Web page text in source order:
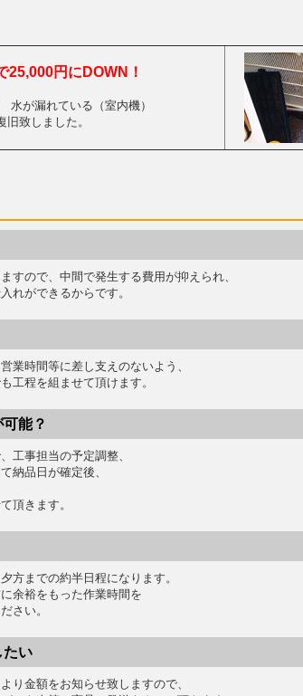
25,000円にDOWN！
水が漏れている（室内機）
致しました。
すので、中間で発生する費用が抑えられ、
れができるからです。
業時間等に差し支えのないよう、
工程を組ませて頂けます。
能？
工事担当の予定調整、
納品日が確定後、
頂きます。
方までの約半日程になります。
余裕をもった作業時間を
さい。
たい
り金額をお知らせ致しますので、